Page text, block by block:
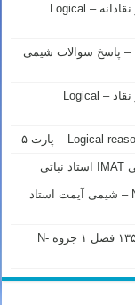
نمونه سوالات آیمت ایتالیا – استدلال و منطق – تفکر نقادانه – Logical
پاسخ سوالات آیمت ۲۰۲۵ ایتالیا – آزمون IMAT 2025 – پاسخ سوالات شیمی
نمونه سوالات آیمت ایتالیا – استدلال و منطق – تفکر نقاد – Logical
آیمت ایتالیا – پاسخ سوال ۲۴۳ فصل ۲ جزوه N-Chem – شیمی آیمت استاد
Subatomic particles – valence electrons – سوال ۱۳۵ فصل ۱ جزوه N-